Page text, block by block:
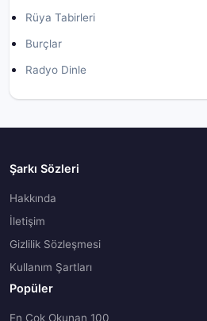
Rüya Tabirleri
Burçlar
Radyo Dinle
Şarkı Sözleri
Hakkında
İletişim
Gizlilik Sözleşmesi
Kullanım Şartları
Popüler
En Çok Okunan 100